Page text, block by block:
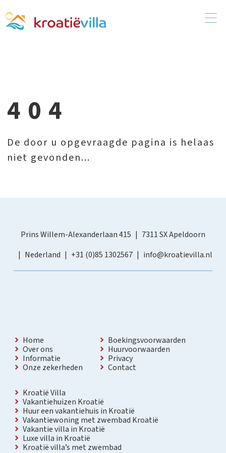
404
De door u opgevraagde pagina is helaas
niet gevonden...
Prins Willem-Alexanderlaan 415
7311 SX Apeldoorn
Nederland
+31 (0)85 1302567 info@kroatievilla.nl
Home
Over ons
Informatie
Onze zekerheden
Boekingsvoorwaarden
Huurvoorwaarden
Privacy
Contact
Kroatië Villa
Vakantiehuizen Kroatië
Huur een vakantiehuis in Kroatië
Vakantiewoning met zwembad Kroatië
Vakantie villa in Kroatië
Luxe villa in Kroatië
Kroatië villa’s met zwembad